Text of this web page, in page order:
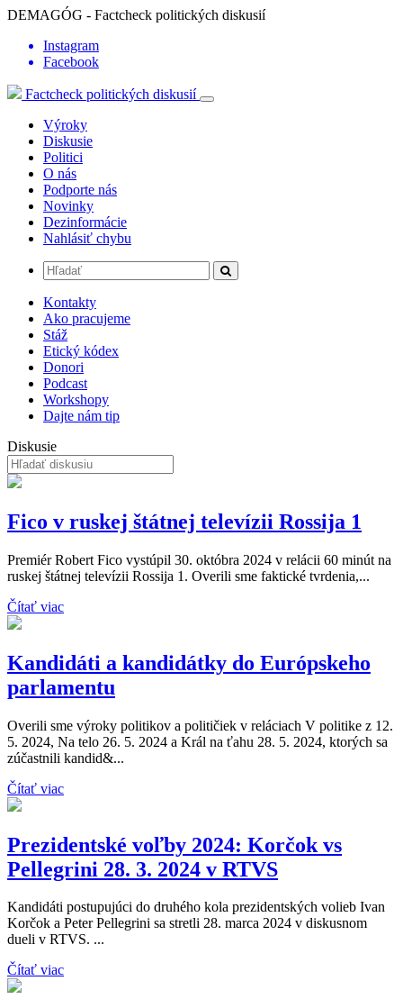
DEMAGÓG - Factcheck politických diskusií
Instagram
Facebook
Factcheck politických diskusií
Výroky
Diskusie
Politici
O nás
Podporte nás
Novinky
Dezinformácie
Nahlásiť chybu
Kontakty
Ako pracujeme
Stáž
Etický kódex
Donori
Podcast
Workshopy
Dajte nám tip
Diskusie
Fico v ruskej štátnej televízii Rossija 1
Premiér Robert Fico vystúpil 30. októbra 2024 v relácii 60 minút na
ruskej štátnej televízii Rossija 1. Overili sme faktické tvrdenia,...
Čítať viac
Kandidáti a kandidátky do Európskeho
parlamentu
Overili sme výroky politikov a političiek v reláciach V politike z 12.
5. 2024, Na telo 26. 5. 2024 a Král na ťahu 28. 5. 2024, ktorých sa
zúčastnili kandid&...
Čítať viac
Prezidentské voľby 2024: Korčok vs
Pellegrini 28. 3. 2024 v RTVS
Kandidáti postupujúci do druhého kola prezidentských volieb Ivan
Korčok a Peter Pellegrini sa stretli 28. marca 2024 v diskusnom
dueli v RTVS. ...
Čítať viac